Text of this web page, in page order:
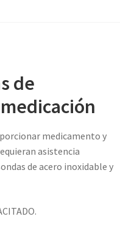
de
medicamento y
asistencia
de acero inoxidable y